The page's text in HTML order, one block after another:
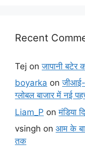
Recent
Tej onजापानी बटेर
boyarka onजीआई-
ग्लोबल बाजार में नई
Liam_P onमंडिया
vsingh on आम के
तक